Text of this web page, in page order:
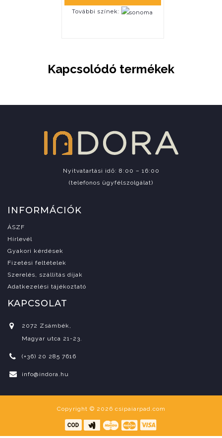
További színek:
Kapcsolódó termékek
Nyitvatartási idő: 8:00 – 16:00
(telefonos ügyfélszolgálat)
INFORMÁCIÓK
ÁSZF
Hírlevél
Gyakori kérdések
Fizetési feltételek
Szerelés, szállítás díjak
Adatkezelési tájékoztató
KAPCSOLAT
2072 Zsámbék,
Magyar utca 21-23.
(+36) 20 285 7616
info@indora.hu
Copyright © 2026 csipaiarpad.com